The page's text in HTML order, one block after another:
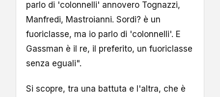
parlo di 'colonnelli' annovero Tognazzi,
Manfredi, Mastroianni. Sordi? è un
fuoriclasse, ma io parlo di 'colonnelli'. E
Gassman è il re, il preferito, un fuoriclasse
senza eguali".
Si scopre, tra una battuta e l'altra, che è